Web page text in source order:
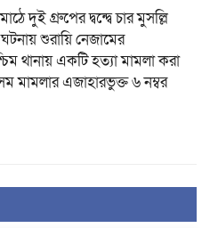
দুই গ্রুপের দ্বন্দ্বে চার মুসল্লি
শুরায়ি নেজামের
থানায় একটি হত্যা মামলা করা
মামলার এজাহারভুক্ত ৬ নম্বর